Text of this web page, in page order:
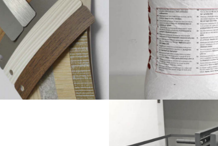
ΚΟΛΛΕΣ